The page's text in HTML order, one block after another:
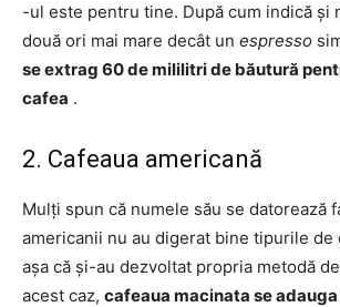
-ul este pentru tine. După cum indică și
două ori mai mare decât un espresso
se extrag 60 de mililitri de băutură
cafea .
2. Cafeaua americană
Mulți spun că numele său se datorează
americanii nu au digerat bine tipurile de
așa că și-au dezvoltat propria metodă
acest caz, cafeaua macinata se adauga